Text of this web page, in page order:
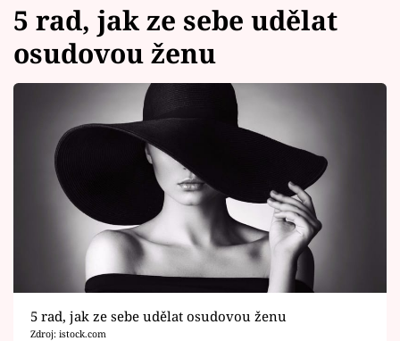
Témata
Vztahy
Seriály
Horoskopy
Sledujte prima+
Filmový festival Karlovy Vary
5 rad, jak ze sebe udělat
osudovou ženu
5 rad, jak ze sebe udělat osudovou ženu
Zdroj: istock.com